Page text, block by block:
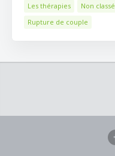
Les thérapies
Non classé
Rupture de couple